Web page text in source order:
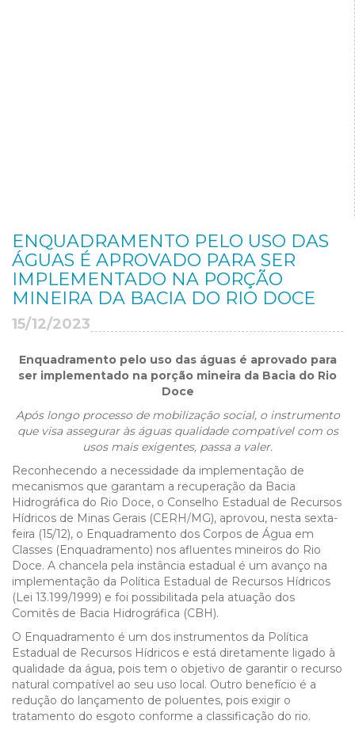
ENQUADRAMENTO PELO USO DAS
ÁGUAS É APROVADO PARA SER
IMPLEMENTADO NA PORÇÃO
MINEIRA DA BACIA DO RIO DOCE
15/12/2023
Enquadramento pelo uso das águas é aprovado para
ser implementado na porção mineira da Bacia do Rio
Doce
Após longo processo de mobilização social, o instrumento
que visa assegurar às águas qualidade compatível com os
usos mais exigentes, passa a valer.
Reconhecendo a necessidade da implementação de
mecanismos que garantam a recuperação da Bacia
Hidrográfica do Rio Doce, o Conselho Estadual de Recursos
Hídricos de Minas Gerais (CERH/MG), aprovou, nesta sexta-
feira (15/12), o Enquadramento dos Corpos de Água em
Classes (Enquadramento) nos afluentes mineiros do Rio
Doce. A chancela pela instância estadual é um avanço na
implementação da Política Estadual de Recursos Hídricos
(Lei 13.199/1999) e foi possibilitada pela atuação dos
Comitês de Bacia Hidrográfica (CBH).
O Enquadramento é um dos instrumentos da Política
Estadual de Recursos Hídricos e está diretamente ligado à
qualidade da água, pois tem o objetivo de garantir o recurso
natural compatível ao seu uso local. Outro benefício é a
redução do lançamento de poluentes, pois exigir o
tratamento do esgoto conforme a classificação do rio.